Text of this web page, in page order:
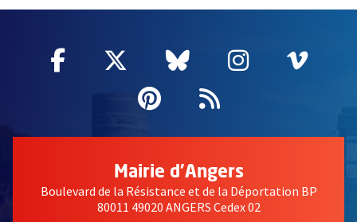
Facebook
, Ouvre une nouvelle fenêtre
Twitter
, Ouvre une nouvelle
Bluesky
, Ouvre une
Instagram
, Ouvre
,
Pinterest
, Ouvre une
Flux RSS
Mairie d'Angers
Boulevard de la Résistance et de la Déportation BP
80011 49020 ANGERS Cedex 02